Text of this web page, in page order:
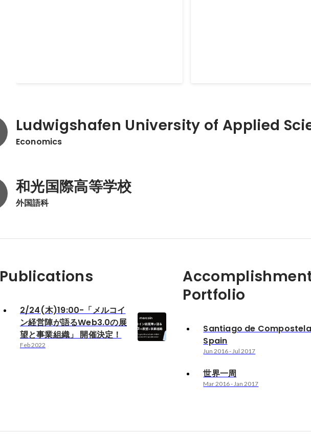
Ludwigshafen University of Applied
Economics
和光国際高等学校
外国語科
Publications
2/24(木)19:00-「メルコイ
ン経営陣が語るWeb3.0の展
望と事業組織」 開催決定！
Feb 2022
Portfolio
Santiago de
Spain
Jun 2016- Jul 2017
世界一周
Mar 2016- Jan 2017